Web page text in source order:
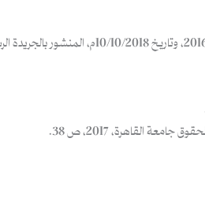
القاهرة، 2017، ص 38.